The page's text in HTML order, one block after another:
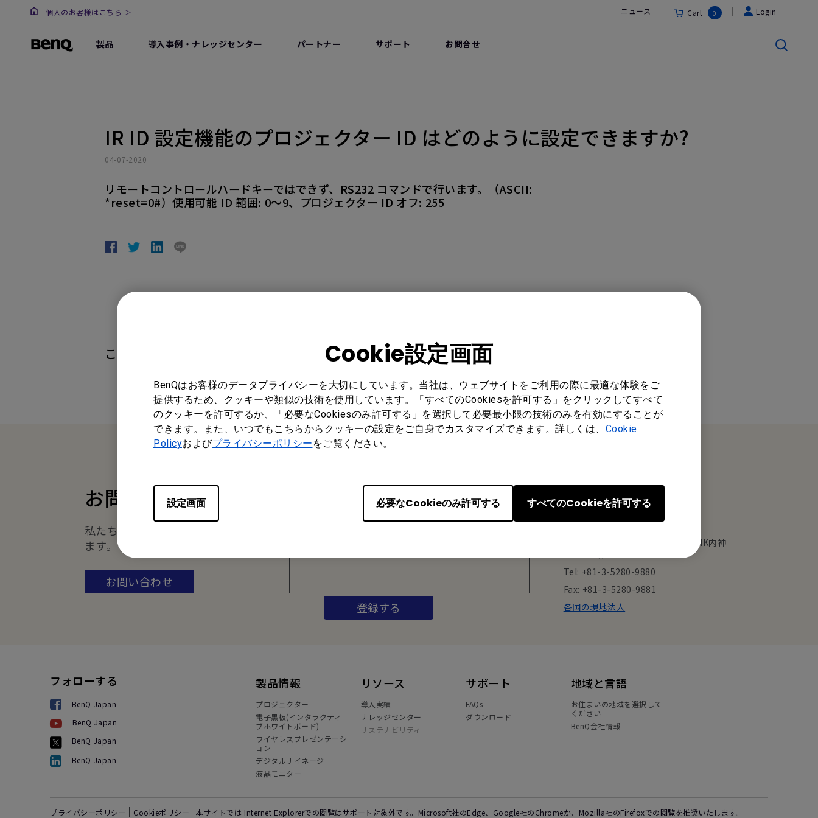
Cookie設定画面
BenQはお客様のデータプライバシーを大切にしています。当社は、ウェブサイトをご利用の際に最適な体験をご
提供するため、クッキーや類似の技術を使用しています。「すべてのCookiesを許可する」をクリックしてすべて
のクッキーを許可するか、「必要なCookiesのみ許可する」を選択して必要最小限の技術のみを有効にすることが
できます。また、いつでもこちらからクッキーの設定をご自身でカスタマイズできます。詳しくは、 Cookie
Policyおよびプライバシーポリシー をご覧ください。
設定画面 必要なCookieのみ許可する すべてのCookieを許可する
個人のお客様はこちら ＞ ニュース Cart 0 Login
製品 導入事例・ナレッジセンター パートナー サポート お問合せ
IR ID 設定機能のプロジェクター ID はどのように設定できますか?
04-07-2020
リモートコントロールハードキーではできず、RS232 コマンドで行います。（ASCII:
*reset=0#）使用可能 ID 範囲: 0～9、プロジェクター ID オフ: 255
この情報は有益でしたか？ いいえ
お問い合わせ
私たちがお手伝いさせていただき
ます。
お問い合わせ
メルマガ登録
登録する
オフィス所在地
ベンキュー ジャパン株式会社
東京都千代田区内神田1丁目14-5 NK内神
Tel: +81-3-5280-9880
Fax: +81-3-5280-9881
各国の現地法人
フォローする
BenQ Japan
BenQ Japan
BenQ Japan
BenQ Japan
製品情報
プロジェクター
電子黒板(インタラクティ
ブホワイトボード)
ワイヤレスプレゼンテーシ
ョン
デジタルサイネージ
液晶モニター
リソース
導入実績
ナレッジセンター
サステナビリティ
サポート
FAQs
ダウンロード
地域と言語
お住まいの地域を選択して
ください
BenQ会社情報
プライバシーポリシー Cookieポリシー
本サイトでは Internet Explorerでの閲覧はサポート対象外です。Microsoft社のEdge、Google社のChromeか、Mozilla社のFirefoxでの閲覧を推奨いたします。